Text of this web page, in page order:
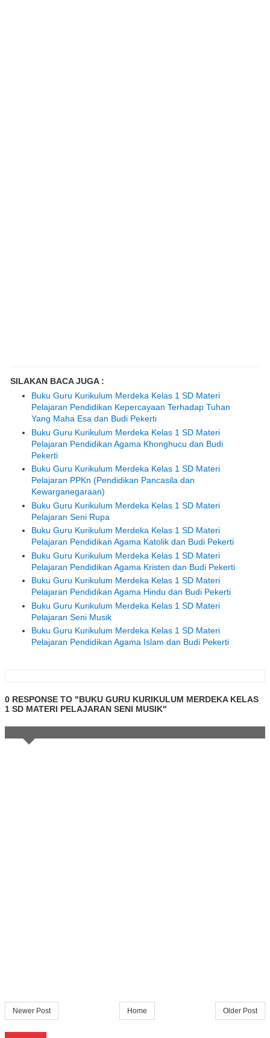
SILAKAN BACA JUGA :
Buku Guru Kurikulum Merdeka Kelas 1 SD Materi
Pelajaran Pendidikan Kepercayaan Terhadap Tuhan
Yang Maha Esa dan Budi Pekerti
Buku Guru Kurikulum Merdeka Kelas 1 SD Materi
Pelajaran Pendidikan Agama Khonghucu dan Budi
Pekerti
Buku Guru Kurikulum Merdeka Kelas 1 SD Materi
Pelajaran PPKn (Pendidikan Pancasila dan
Kewarganegaraan)
Buku Guru Kurikulum Merdeka Kelas 1 SD Materi
Pelajaran Seni Rupa
Buku Guru Kurikulum Merdeka Kelas 1 SD Materi
Pelajaran Pendidikan Agama Katolik dan Budi Pekerti
Buku Guru Kurikulum Merdeka Kelas 1 SD Materi
Pelajaran Pendidikan Agama Kristen dan Budi Pekerti
Buku Guru Kurikulum Merdeka Kelas 1 SD Materi
Pelajaran Pendidikan Agama Hindu dan Budi Pekerti
Buku Guru Kurikulum Merdeka Kelas 1 SD Materi
Pelajaran Seni Musik
Buku Guru Kurikulum Merdeka Kelas 1 SD Materi
Pelajaran Pendidikan Agama Islam dan Budi Pekerti
0 RESPONSE TO "BUKU GURU KURIKULUM MERDEKA KELAS
1 SD MATERI PELAJARAN SENI MUSIK"
Newer Post Older Post
Home